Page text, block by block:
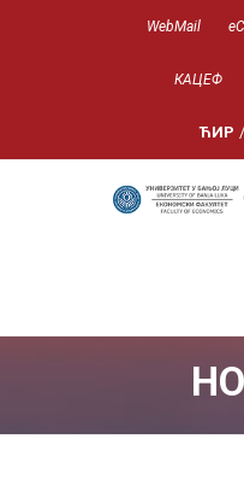
WebMail
КАЦЕФ
ЋИР /